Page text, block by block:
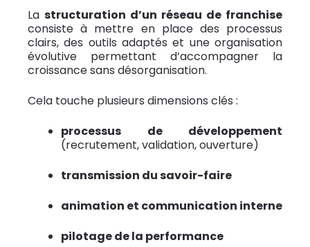
La structuration d’un réseau de franchise
consiste à mettre en place des processus
clairs, des outils adaptés et une organisation
évolutive permettant d’accompagner la
croissance sans désorganisation.
Cela touche plusieurs dimensions clés :
processus de développement
(recrutement, validation, ouverture)
transmission du savoir-faire
animation et communication interne
pilotage de la performance